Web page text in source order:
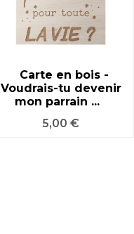
Carte en bois -
Voudrais-tu devenir
mon parrain ...
Prix
5,00 €